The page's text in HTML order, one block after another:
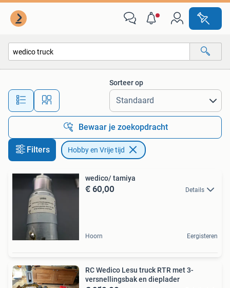
Alle afstanden…
Sorteer op
Bewaar je zoekopdracht
Filters Hobby en Vrije tijd
wedico/ tamiya
€ 60,00 Details
Hoorn Eergisteren
RC Wedico Lesu truck RTR met 3-
versnellingsbak en dieplader